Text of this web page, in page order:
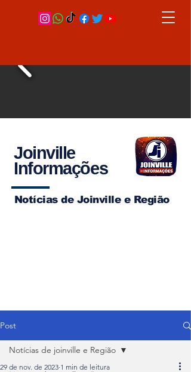
Joinville
Informações
Notícias de Joinville e Região
Post
Notícias de joinville e Região
29 de nov. de 2023 1 min de leitura